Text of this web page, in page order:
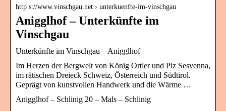
http s://www.vinschgau.net › unterkuenfte-im-vinschgau
Anigglhof – Unterkünfte im
Vinschgau
Unterkünfte im Vinschgau – Anigglhof
Im Herzen der Bergwelt von König Ortler und Piz Sesvenna,
im rätischen Dreieck Schweiz, Österreich und Südtirol.
Geprägt von kunstvollen Handwerk und die Wärme …
Anigglhof – Schlinig 20 – Mals – Schlinig